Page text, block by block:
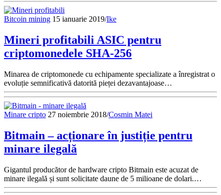
Bitcoin mining 15 ianuarie 2019/Ike
Mineri profitabili ASIC pentru
criptomonedele SHA-256
Minarea de criptomonede cu echipamente specializate a înregistrat o
evoluție semnificativă datorită pieței dezavantajoase…
Minare cripto 27 noiembrie 2018/Cosmin Matei
Bitmain – acționare în justiție pentru
minare ilegală
Gigantul producător de hardware cripto Bitmain este acuzat de
minare ilegală și sunt solicitate daune de 5 milioane de dolari.…